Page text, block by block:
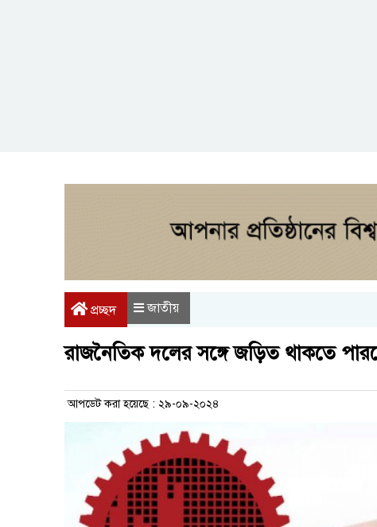
প্রচ্ছদ জাতীয়
রাজনৈতিক দলের সঙ্গে জড়িত থাকতে
আপডেট করা হয়েছে : ২৯-০৯-২০২৪